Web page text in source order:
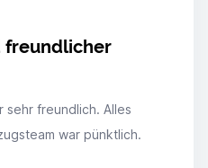
freundlicher
sehr freundlich. Alles
war pünktlich.